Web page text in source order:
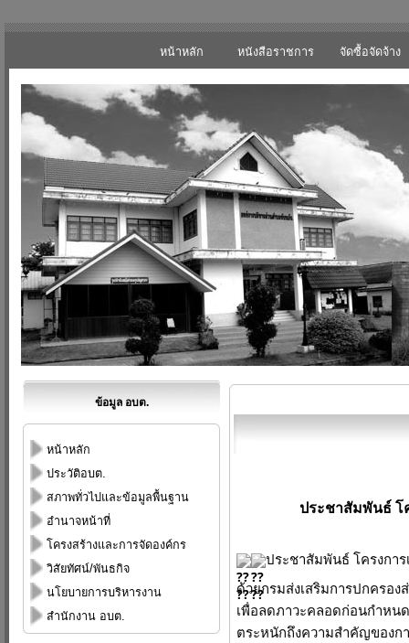
จัดซื้อจัดจ้าง
หนังสือราชการ
หน้าหลัก
ข้อมูล อบต.
หน้าหลัก
ประวัติอบต.
สภาพทั่วไปและข้อมูลพื้นฐาน
อำนาจหน้าที่
โครงสร้างและการจัดองค์กร
วิสัยทัศน์/พันธกิจ
นโยบายการบริหารงาน
สำนักงาน อบต.
ประชาสัมพันธ์ โ
ประชาสัมพันธ์ โครงกา
ด้วยกรมส่งเสริมการปกครอ
เพื่อลดภาวะคลอดก่อนกำหน
ตระหนักถึงความสำคัญของ